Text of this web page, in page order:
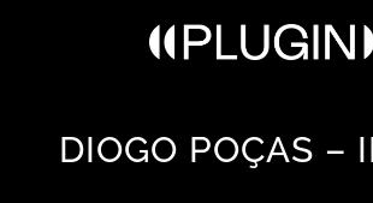
DIOGO POÇAS –